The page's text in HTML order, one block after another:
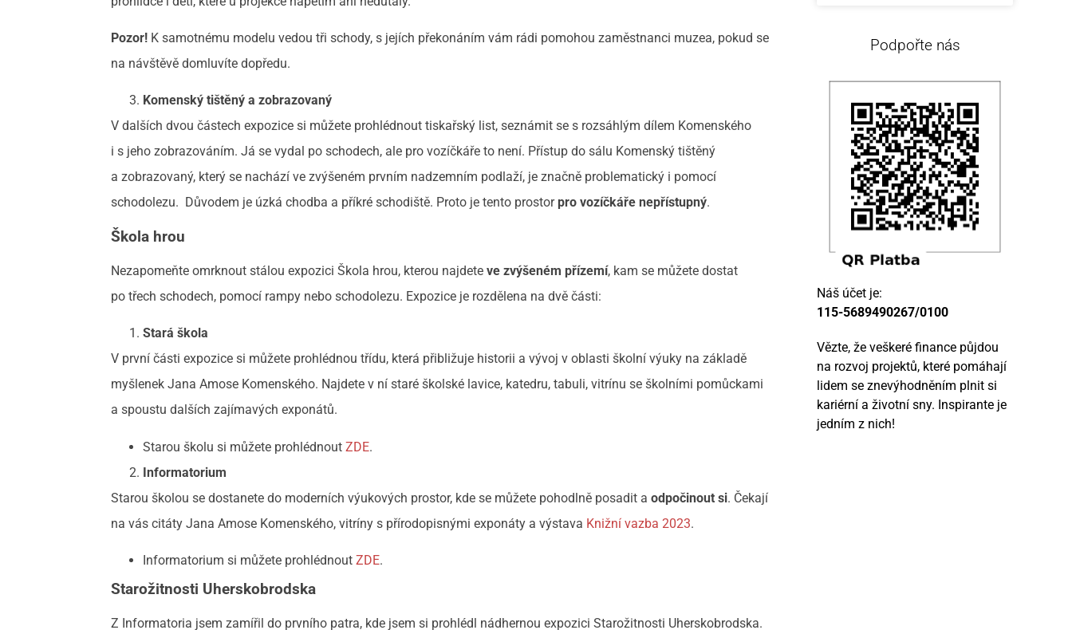
Pozor! K samotnému modelu vedou tři schody, s jejích překonáním vám rádi pomohou zaměstnanci muzea, pokud se
na návštěvě domluvíte dopředu.
Komenský tištěný a zobrazovaný
V dalších dvou částech expozice si můžete prohlédnout tiskařský list, seznámit se s rozsáhlým dílem Komenského
i s jeho zobrazováním. Já se vydal po schodech, ale pro vozíčkáře to není. Přístup do sálu Komenský tištěný
a zobrazovaný, který se nachází ve zvýšeném prvním nadzemním podlaží, je značně problematický i pomocí
schodolezu. Důvodem je úzká chodba a příkré schodiště. Proto je tento prostorpro vozíčkáře nepřístupný.
Škola hrou
Nezapomeňte omrknout stálou expozici Škola hrou, kterou najdeteve zvýšeném přízemí, kam se můžete dostat
po třech schodech, pomocí rampy nebo schodolezu. Expozice je rozdělena na dvě části:
Stará škola
V první části expozice si můžete prohlédnou třídu, která přibližuje historii a vývoj v oblasti školní výuky na základě
myšlenek Jana Amose Komenského. Najdete v ní staré školské lavice, katedru, tabuli, vitrínu se školními pomůckami
a spoustu dalších zajímavých exponátů.
Starou školu si můžete prohlédnoutZDE.
Informatorium
Starou školou se dostanete do moderních výukových prostor, kde se můžete pohodlně posadit aodpočinout si. Čekají
na vás citáty Jana Amose Komenského, vitríny s přírodopisnými exponáty a výstava Knižní vazba 2023.
Informatorium si můžete prohlédnoutZDE.
Starožitnosti Uherskobrodska
Z Informatoria jsem zamířil do prvního patra, kde jsem si prohlédl nádhernou expozici Starožitnosti Uherskobrodska.
Podpořte nás
Náš účet je:
115-5689490267/0100
Vězte, že veškeré finance půjdou
na rozvoj projektů, které pomáhají
lidem se znevýhodněním plnit si
kariérní a životní sny. Inspirante je
jedním z nich!